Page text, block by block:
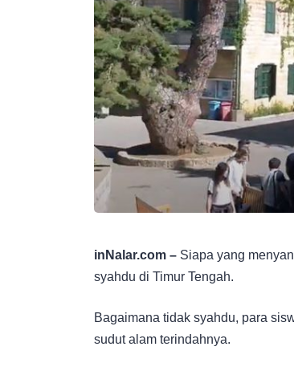
inNalar.com – Siapa yang
syahdu di Timur Tengah.
Bagaimana tidak syahdu, para
sudut alam terindahnya.